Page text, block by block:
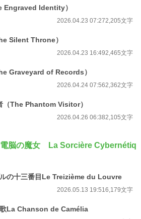
Engraved Identity）
2026.04.23 07:272,205文字
Silent Throne）
2026.04.23 16:492,465文字
Graveyard of Records）
2026.04.24 07:562,362文字
（The Phantom Visitor）
2026.04.26 06:382,105文字
脳の魔女 La Sorcière Cybernétiq
の十三番目Le Treizième du Louvre
2026.05.13 19:516,179文字
La Chanson de Camélia